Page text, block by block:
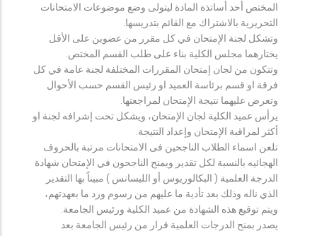
المختص أحد أساتذة المادة ليتولى وضع موضوعات الامتحانات
التحريرية بالاشتراك مع القائم بتدريسها.
وتشكل لجنة الإمتحان في كل مقرر من عضوين على الأقل
يختارهما مجلس الكلية بناء على طلب القسم المختص.
وتتكون من لجان إمتحان المقررات المختلفة لجنة عامة في كل
فرقة او قسم برئاسة العميد او رئيس القسم حسب الأحوال
وتعرض عليهما نتيجة الإمتحان لمراجعتها.
يرأس عميد الكلية لجان الإمتحان، ويشكل تحت إشرافه لجنة او
أكثر لمراقبة الإمتحان وإعداد النتيجة.
تلعن اسماء الطلاب الناجحين فى الامتحانات مرتبة بالحروف
الهجائيه بالنسبة لكل تقدير ويمنح الناجحون في الإمتحان شهادة
الدرجة العلمية ( البكالوريوس أو الليسانس ) مبيناً بها التقدير
الذي ناله وذلك بعد تأدية ما عليهم من رسوم ورد ما بعهدتهم،
ويتم توقيع هذه الشهادة من عميد الكلية ورئيس الجامعة.
يصدر بمنح الدرجات العلمية قرار من رئيس الجامعة بعد